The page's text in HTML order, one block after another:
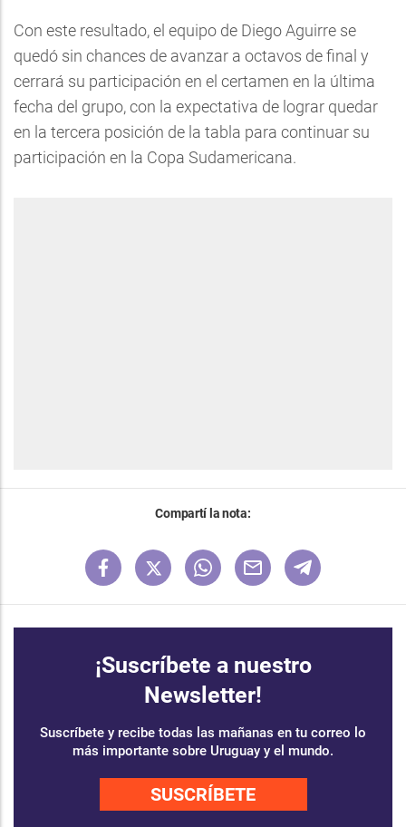
Con este resultado, el equipo de Diego Aguirre se
quedó sin chances de avanzar a octavos de final y
cerrará su participación en el certamen en la última
fecha del grupo, con la expectativa de lograr quedar
en la tercera posición de la tabla para continuar su
participación en la Copa Sudamericana.
Compartí la nota:
¡Suscríbete a nuestro
Newsletter!
Suscríbete y recibe todas las mañanas en tu correo lo
más importante sobre Uruguay y el mundo.
SUSCRÍBETE